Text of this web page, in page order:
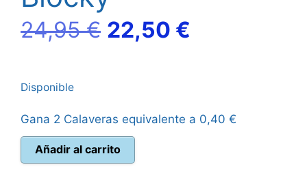
24,95€ El
era:
24,95 €.
22,50 €
es:
Disponible
Gana 2 Calaveras equivalente a 0,40 €
Blocky
cantidad
Añadir al carrito